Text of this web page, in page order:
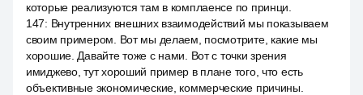
которые реализуются там в комплаенсе по принци.
147: Внутренних внешних взаимодействий мы показываем
своим примером. Вот мы делаем, посмотрите, какие мы
хорошие. Давайте тоже с нами. Вот с точки зрения
имиджево, тут хороший пример в плане того, что есть
объективные экономические, коммерческие причины.